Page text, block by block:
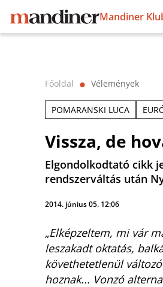
Mandiner
Főoldal ⬤ Vélemények
POMARANSKI LUCA
Vissza, de
Elgondolkodtató cikk
rendszerváltás után
2014. június 05. 12:06
„Elképzeltem, mi vár
leszakadt oktatás,
követhetetlenül
hoznak... Vonzó